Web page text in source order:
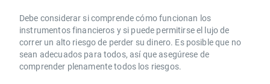
Debe considerar si comprende cómo funcionan los
instrumentos financieros y si puede permitirse el lujo de
correr un alto riesgo de perder su dinero. Es posible que no
sean adecuados para todos, así que asegúrese de
comprender plenamente todos los riesgos.